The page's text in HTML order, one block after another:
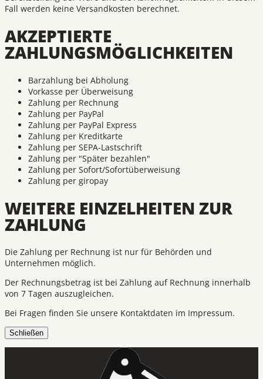
Fall werden keine Versandkosten berechnet.
AKZEPTIERTE
ZAHLUNGSMÖGLICHKEITEN
Barzahlung bei Abholung
Vorkasse per Überweisung
Zahlung per Rechnung
Zahlung per PayPal
Zahlung per PayPal Express
Zahlung per Kreditkarte
Zahlung per SEPA-Lastschrift
Zahlung per "Später bezahlen"
Zahlung per Sofort/Sofortüberweisung
Zahlung per giropay
WEITERE EINZELHEITEN ZUR
ZAHLUNG
Die Zahlung per Rechnung ist nur für Behörden und
Unternehmen möglich.
Der Rechnungsbetrag ist bei Zahlung auf Rechnung innerhalb
von 7 Tagen auszugleichen.
Bei Fragen finden Sie unsere Kontaktdaten im Impressum.
Schließen